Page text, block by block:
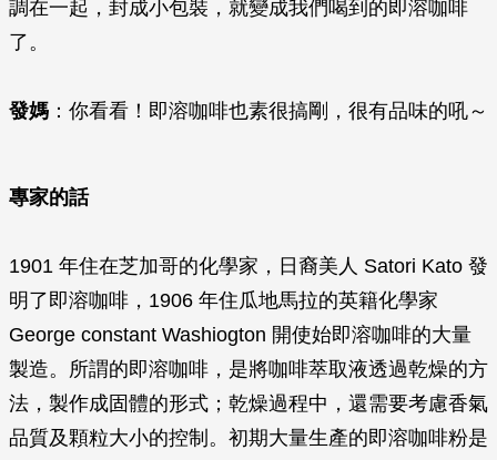
調在一起，封成小包裝，就變成我們喝到的即溶咖啡
了。
發媽 ：你看看！即溶咖啡也素很搞剛，很有品味的吼～
專家的話
1901 年住在芝加哥的化學家，日裔美人 Satori Kato 發
明了即溶咖啡，1906 年住瓜地馬拉的英籍化學家
George constant Washiogton 開使始即溶咖啡的大量
製造。所謂的即溶咖啡，是將咖啡萃取液透過乾燥的方
法，製作成固體的形式；乾燥過程中，還需要考慮香氣
品質及顆粒大小的控制。初期大量生產的即溶咖啡粉是